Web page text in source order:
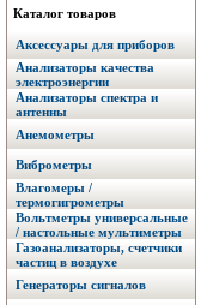
Каталог товаров
Аксессуары для приборов
Анализаторы качества
электроэнергии
Анализаторы спектра и
антенны
Анемометры
Виброметры
Влагомеры /
термогигрометры
Вольтметры универсальные
/ настольные мультиметры
Газоанализаторы, счетчики
частиц в воздухе
Генераторы сигналов